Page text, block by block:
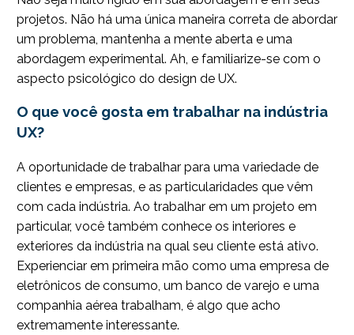
projetos. Não há uma única maneira correta de abordar
um problema, mantenha a mente aberta e uma
abordagem experimental. Ah, e familiarize-se com o
aspecto psicológico do design de UX.
O que você gosta em trabalhar na indústria
UX?
A oportunidade de trabalhar para uma variedade de
clientes e empresas, e as particularidades que vêm
com cada indústria. Ao trabalhar em um projeto em
particular, você também conhece os interiores e
exteriores da indústria na qual seu cliente está ativo.
Experienciar em primeira mão como uma empresa de
eletrônicos de consumo, um banco de varejo e uma
companhia aérea trabalham, é algo que acho
extremamente interessante.